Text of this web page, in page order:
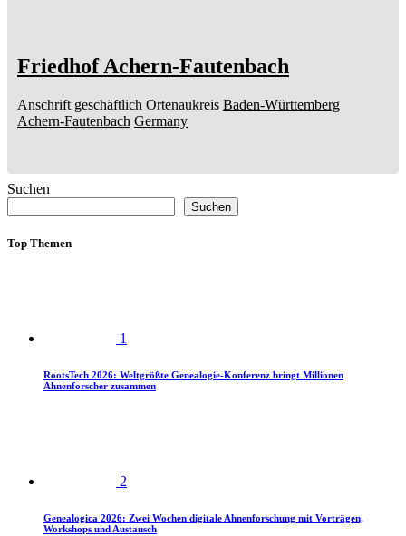
Friedhof Achern-Fautenbach
Anschrift geschäftlich Ortenaukreis Baden-Württemberg
Achern-Fautenbach Germany
Suchen
Suchen
Top Themen
1
RootsTech 2026: Weltgrößte Genealogie-Konferenz bringt Millionen
Ahnenforscher zusammen
2
Genealogica 2026: Zwei Wochen digitale Ahnenforschung mit Vorträgen,
Workshops und Austausch